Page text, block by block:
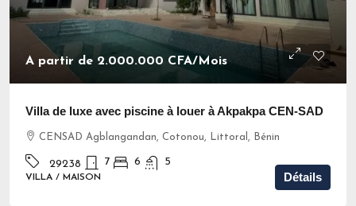
A partir de 2.000.000 CFA/Mois
Villa de luxe avec piscine à louer à Akpakpa CEN-SAD
CENSAD Agblangandan, Cotonou, Littoral, Bénin
29238 7 6 5
VILLA / MAISON Détails